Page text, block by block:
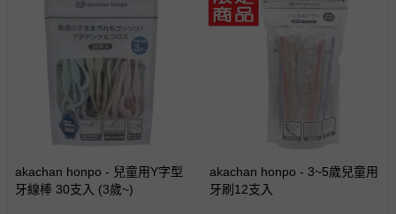
akachan honpo - 兒童用Y字型
牙線棒 30支入 (3歲~)
akachan honpo - 3~5歲兒童用
牙刷12支入